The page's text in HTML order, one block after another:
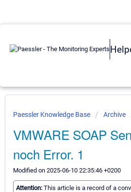
Paessler Knowledge Base Archive
VMWARE SOAP
noch Error. 1
Modified on 2025-06-10 22:35:46 +0200
Attention: This article is a record of a